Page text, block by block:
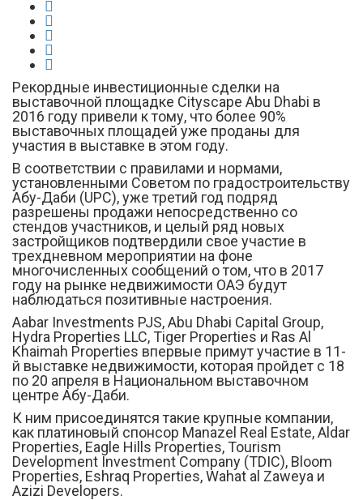
Рекордные инвестиционные сделки на
выставочной площадке Cityscape Abu Dhabi в
2016 году привели к тому, что более 90%
выставочных площадей уже проданы для
участия в выставке в этом году.
В соответствии с правилами и нормами,
установленными Советом по градостроительству
Абу-Даби (UPC), уже третий год подряд
разрешены продажи непосредственно со
стендов участников, и целый ряд новых
застройщиков подтвердили свое участие в
трехдневном мероприятии на фоне
многочисленных сообщений о том, что в 2017
году на рынке недвижимости ОАЭ будут
наблюдаться позитивные настроения.
Aabar Investments PJS, Abu Dhabi Capital Group,
Hydra Properties LLC, Tiger Properties и Ras Al
Khaimah Properties впервые примут участие в 11-
й выставке недвижимости, которая пройдет с 18
по 20 апреля в Национальном выставочном
центре Абу-Даби.
К ним присоединятся такие крупные компании,
как платиновый спонсор Manazel Real Estate, Aldar
Properties, Eagle Hills Properties, Tourism
Development Investment Company (TDIC), Bloom
Properties, Eshraq Properties, Wahat al Zaweya и
Azizi Developers.